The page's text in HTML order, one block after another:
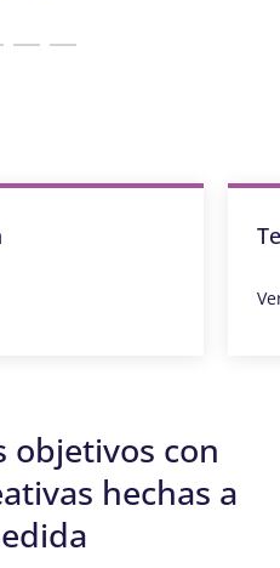
objetivos con
hechas a